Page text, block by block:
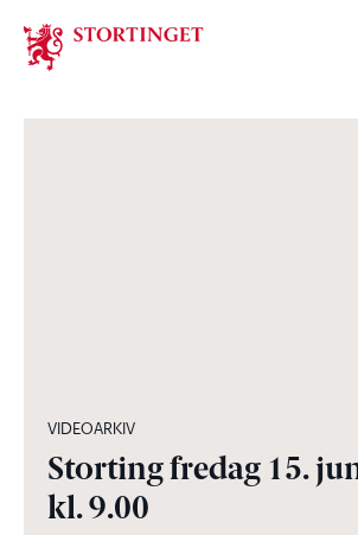
Stortinget.no
VIDEOARKIV
Storting fredag 15.
kl. 9.00